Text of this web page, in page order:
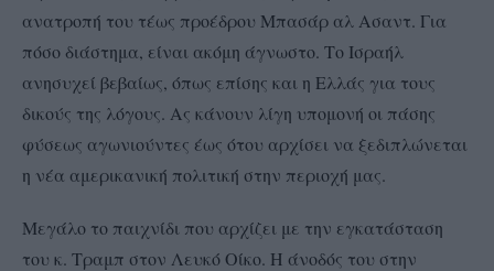
ανατροπή του τέως προέδρου Μπασάρ αλ Ασαντ. Για
πόσο διάστημα, είναι ακόμη άγνωστο. Το Ισραήλ
ανησυχεί βεβαίως, όπως επίσης και η Ελλάς για τους
δικούς της λόγους. Ας κάνουν λίγη υπομονή οι πάσης
φύσεως αγωνιούντες έως ότου αρχίσει να ξεδιπλώνεται
η νέα αμερικανική πολιτική στην περιοχή μας.
Μεγάλο το παιχνίδι που αρχίζει με την εγκατάσταση
του κ. Τραμπ στον Λευκό Οίκο. Η άνοδός του στην